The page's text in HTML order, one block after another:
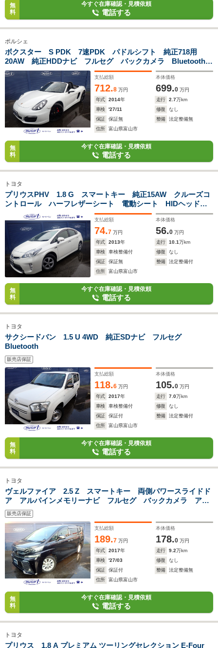
無
料
今すぐ在庫確認・見積依頼
電話する
ポルシェ
ボクスター S PDK 7速PDK パドルシフト 純正718用
20AW 純正HDDナビ フルセグ バックカメラ Bluetooth
社外ドラレコ 社外レーダー探知機 HIDヘッドライト シー
トヒーター 黒ソフトトップ 電格ミラー オートエアコン
支払総額
712.8 万円
本体価格
699.0 万円
年式
2014年 走行 2.7万km
車検
'27/11 修復
なし
保証
保証無 整備
法定整備無
住所
富山県富山市
無
料
今すぐ在庫確認・見積依頼
電話する
トヨタ
プリウスPHV 1.8 G スマートキー 純正15AW クルーズコ
ントロール ハーフレザーシート 電動シート HIDヘッドラ
イト CD FOGランプ ETC 充電ケーブル 中古スタッド
レスタイヤAW4本付 社外SDナビ フルセグ Bカメラ
Bluetooth
支払総額
74.7 万円
本体価格
56.0 万円
年式
2013年 走行 10.1万km
車検
車検整備付 修復
なし
保証
保証無 整備
法定整備付
住所
富山県富山市
無
料
今すぐ在庫確認・見積依頼
電話する
トヨタ
サクシードバン 1.5 U 4WD 純正SDナビ フルセグ
Bluetooth
販売店保証
支払総額
118.6 万円
本体価格
105.0 万円
年式
2017年 走行 7.0万km
車検
車検整備付 修復
なし
保証
保証付 整備
法定整備付
住所
富山県富山市
無
料
今すぐ在庫確認・見積依頼
電話する
トヨタ
ヴェルファイア 2.5 Z スマートキー 両側パワースライドド
ア アルパインメモリーナビ フルセグ バックカメラ アル
パインフリップダウンモニター ETC 社外ドラレコ 純正
18AW LEDヘッドライト 中古スタッドレスタイヤAW4本付
販売店保証
支払総額
189.7 万円
本体価格
178.0 万円
年式
2017年 走行 9.2万km
車検
'27/03 修復
なし
保証
保証付 整備
法定整備無
住所
富山県富山市
無
料
今すぐ在庫確認・見積依頼
電話する
トヨタ
プリウス 1.8 A プレミアム ツーリングセレクション E-Four